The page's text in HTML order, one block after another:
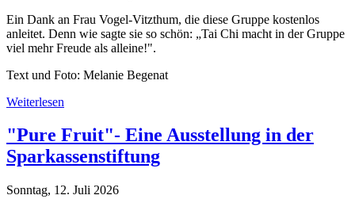
Ein Dank an Frau Vogel-Vitzthum, die diese Gruppe kostenlos
anleitet. Denn wie sagte sie so schön: „Tai Chi macht in der Gruppe
viel mehr Freude als alleine!".
Text und Foto: Melanie Begenat
Weiterlesen
"Pure Fruit"- Eine Ausstellung in der
Sparkassenstiftung
Sonntag, 12. Juli 2026